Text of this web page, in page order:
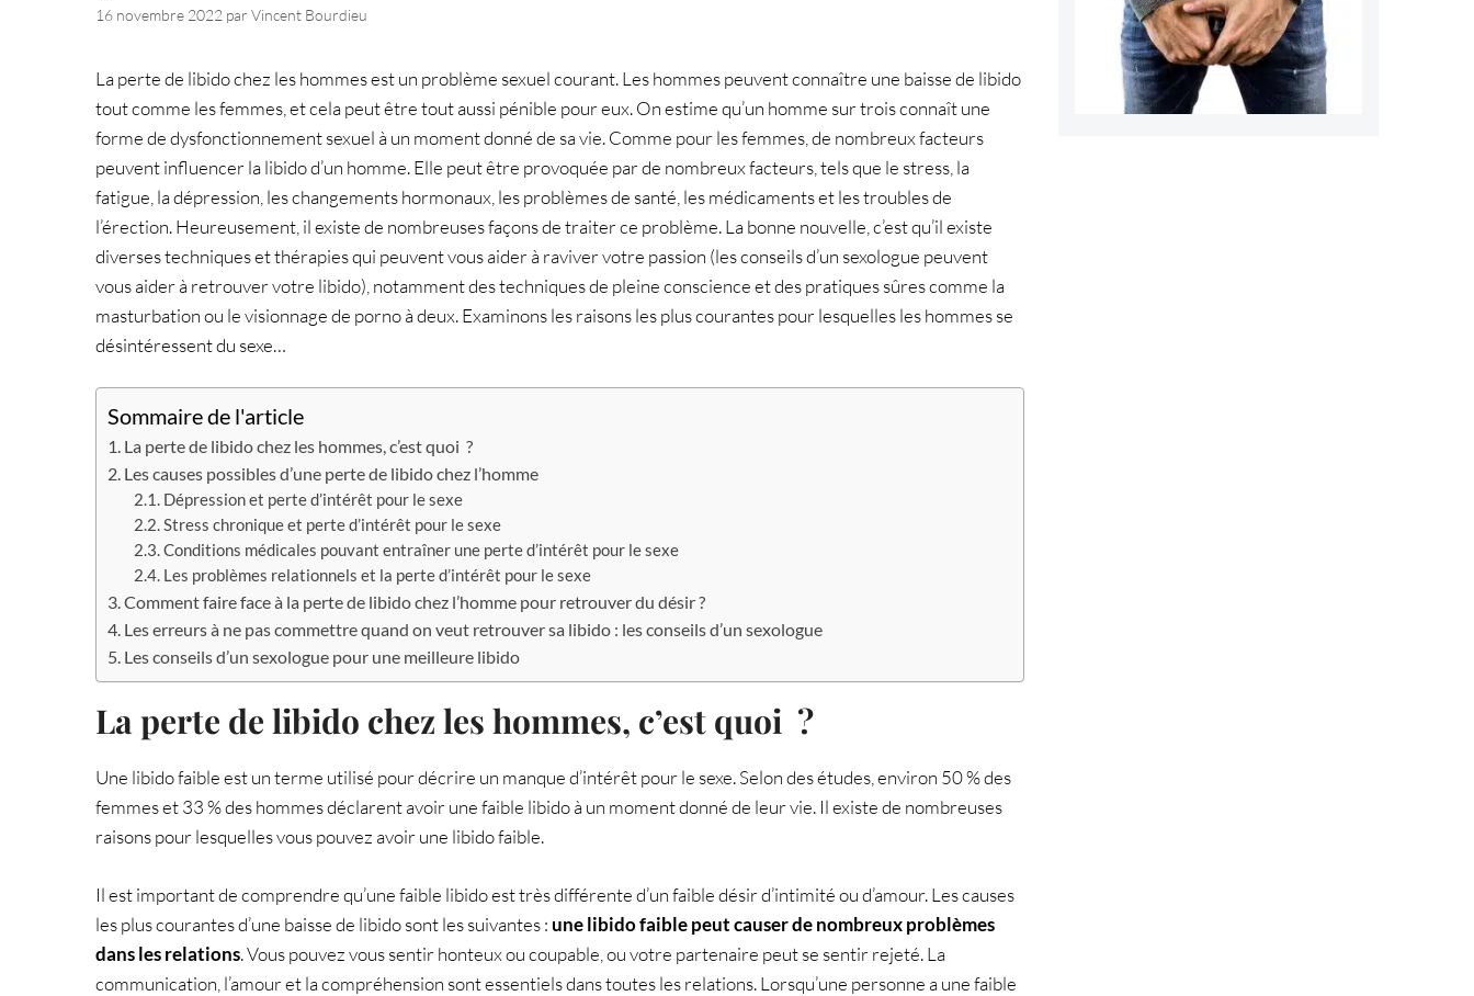
16 novembre 2022 par Vincent Bourdieu
La perte de libido chez les hommes est un problème sexuel courant. Les hommes peuvent connaître une baisse de libido
tout comme les femmes, et cela peut être tout aussi pénible pour eux. On estime qu’un homme sur trois connaît une
forme de dysfonctionnement sexuel à un moment donné de sa vie. Comme pour les femmes, de nombreux facteurs
peuvent influencer la libido d’un homme. Elle peut être provoquée par de nombreux facteurs, tels que le stress, la
fatigue, la dépression, les changements hormonaux, les problèmes de santé, les médicaments et les troubles de
l’érection. Heureusement, il existe de nombreuses façons de traiter ce problème. La bonne nouvelle, c’est qu’il existe
diverses techniques et thérapies qui peuvent vous aider à raviver votre passion (les conseils d’un sexologue peuvent
vous aider à retrouver votre libido), notamment des techniques de pleine conscience et des pratiques sûres comme la
masturbation ou le visionnage de porno à deux. Examinons les raisons les plus courantes pour lesquelles les hommes se
désintéressent du sexe…
Sommaire de l'article
La perte de libido chez les hommes, c’est quoi ?
Les causes possibles d’une perte de libido chez l’homme
Dépression et perte d’intérêt pour le sexe
Stress chronique et perte d’intérêt pour le sexe
Conditions médicales pouvant entraîner une perte d’intérêt pour le sexe
Les problèmes relationnels et la perte d’intérêt pour le sexe
Comment faire face à la perte de libido chez l’homme pour retrouver du désir ?
Les erreurs à ne pas commettre quand on veut retrouver sa libido : les conseils d’un sexologue
Les conseils d’un sexologue pour une meilleure libido
La perte de libido chez les hommes, c’est quoi ?
Une libido faible est un terme utilisé pour décrire un manque d’intérêt pour le sexe. Selon des études, environ 50 % des
femmes et 33 % des hommes déclarent avoir une faible libido à un moment donné de leur vie. Il existe de nombreuses
raisons pour lesquelles vous pouvez avoir une libido faible.
Il est important de comprendre qu’une faible libido est très différente d’un faible désir d’intimité ou d’amour. Les causes
les plus courantes d’une baisse de libido sont les suivantes : une libido faible peut causer de nombreux problèmes
dans les relations. Vous pouvez vous sentir honteux ou coupable, ou votre partenaire peut se sentir rejeté. La
communication, l’amour et la compréhension sont essentiels dans toutes les relations. Lorsqu’une personne a une faible